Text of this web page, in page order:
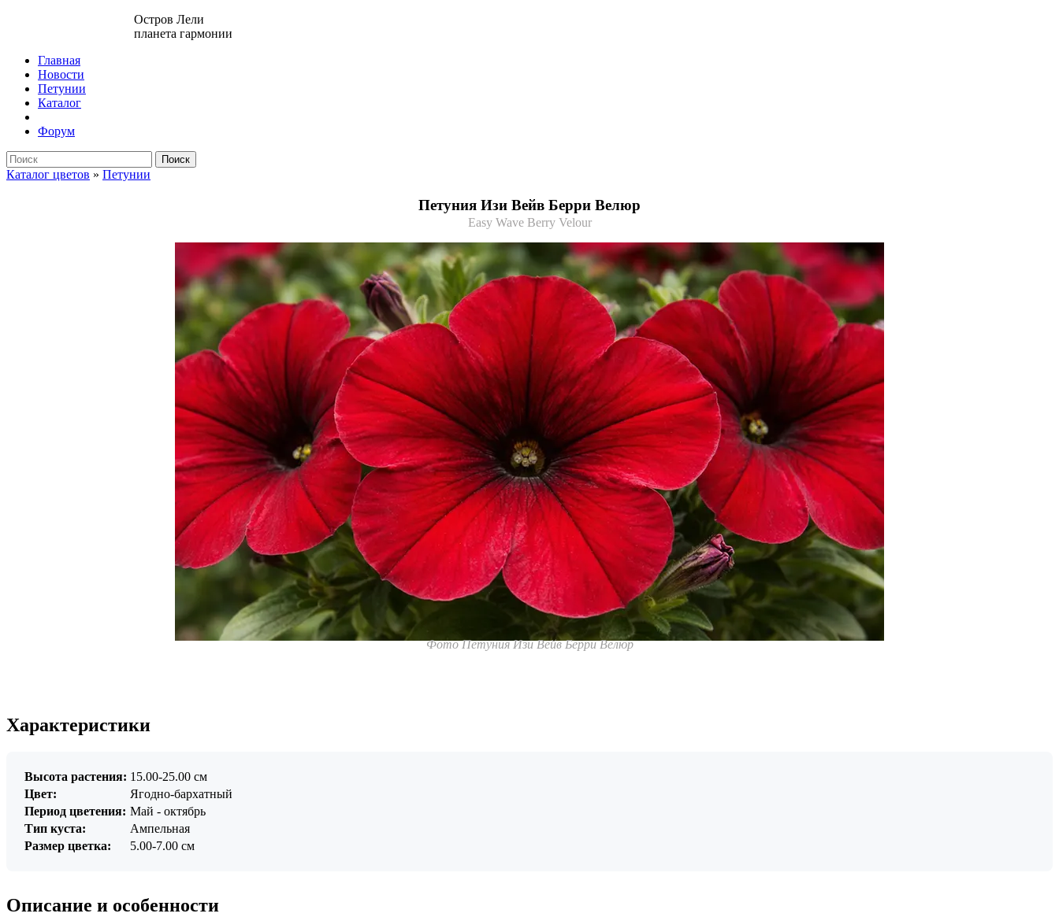
Остров Лели
планета гармонии
Главная
Новости
Петунии
Каталог
Форум
Поиск
Каталог цветов » Петунии
Петуния Изи Вейв Берри Велюр
Easy Wave Berry Velour
Фото Петуния Изи Вейв Берри Велюр
Характеристики
Высота растения: 15.00-25.00 см
Цвет:
Ягодно-бархатный
Период цветения: Май - октябрь
Тип куста:
Ампельная
Размер цветка:
5.00-7.00 см
Описание и особенности